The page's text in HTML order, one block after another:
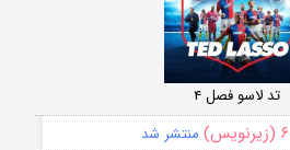
تد لاسو فصل ۴
۶ (زیرنویس) منتشر شد